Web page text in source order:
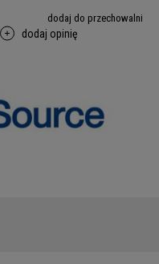
dodaj do przechowalni
dodaj opinię